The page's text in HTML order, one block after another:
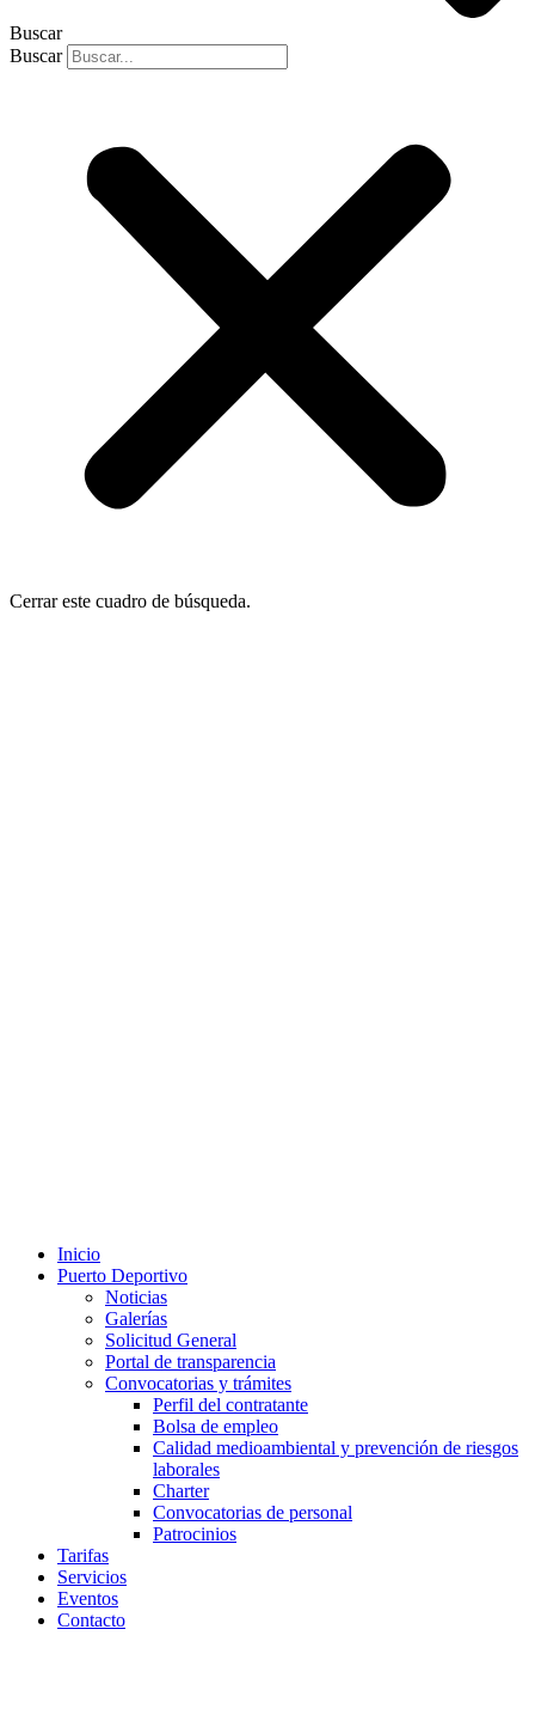
Buscar
Buscar
Cerrar este cuadro de búsqueda.
Inicio
Puerto Deportivo
Noticias
Galerías
Solicitud General
Portal de transparencia
Convocatorias y trámites
Perfil del contratante
Bolsa de empleo
Calidad medioambiental y prevención de riesgos
laborales
Charter
Convocatorias de personal
Patrocinios
Tarifas
Servicios
Eventos
Contacto